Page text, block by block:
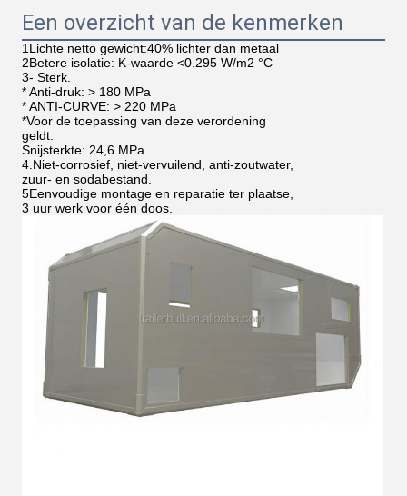
Een overzicht van de kenmerken
1Lichte netto gewicht:40% lichter dan metaal
2Betere isolatie: K-waarde <0.295 W/m2 °C
3- Sterk.
* Anti-druk: > 180 MPa
* ANTI-CURVE: > 220 MPa
*Voor de toepassing van deze verordening
geldt:
Snijsterkte: 24,6 MPa
4. Niet-corrosief, niet-vervuilend, anti-zoutwater,
zuur- en sodabestand.
5Eenvoudige montage en reparatie ter plaatse,
3 uur werk voor één doos.